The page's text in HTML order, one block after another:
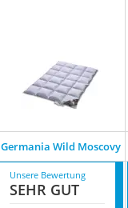
Germania Wild Moscovy
Unsere Bewertung
SEHR GUT